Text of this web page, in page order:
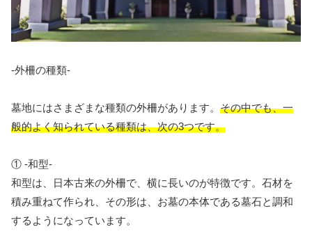
-外柵の種類-
墓地にはさまざまな種類の外柵があります。 その中でも、一
般的よく知られている種類は、次の3つです。
① -和型-
和型は、日本古来の外柵で、横に長いのが特徴です。石材を
積み重ねて作られ、その形は、お墓の本体である墓石と調和
するようになっています。